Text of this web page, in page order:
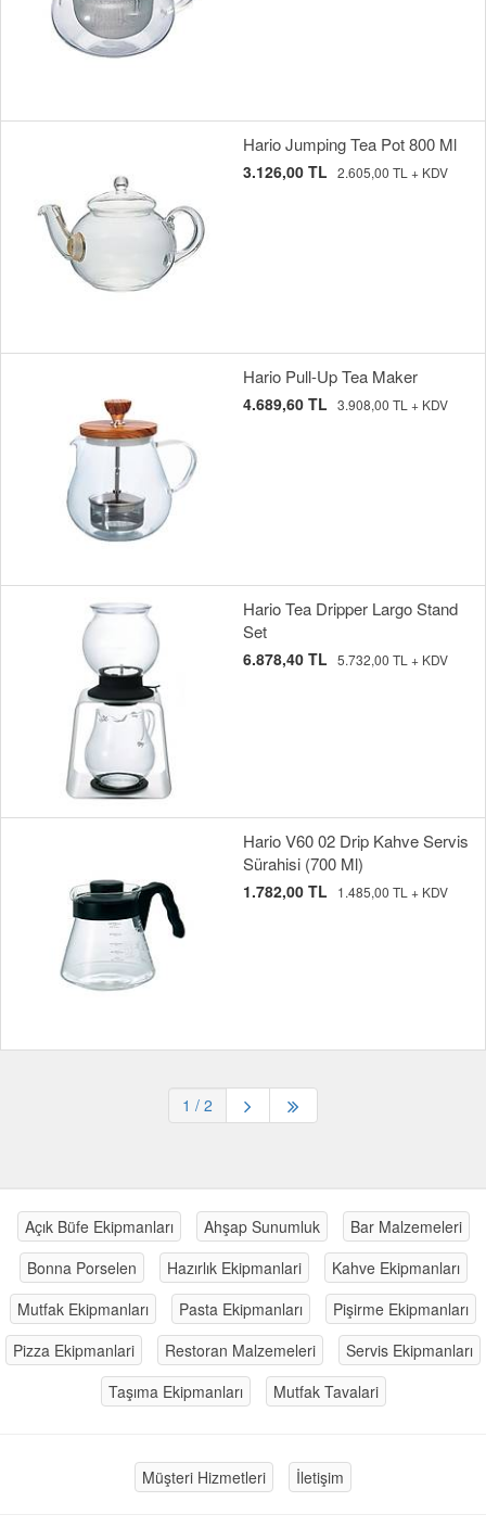
Hario Jumping Tea Pot 800 Ml
3.126,00 TL 2.605,00 TL + KDV
Hario Pull-Up Tea Maker
4.689,60 TL 3.908,00 TL + KDV
Hario Tea Dripper Largo Stand
Set
6.878,40 TL 5.732,00 TL + KDV
Hario V60 02 Drip Kahve Servis
Sürahisi (700 Ml)
1.782,00 TL 1.485,00 TL + KDV
1 / 2
Açık Büfe Ekipmanları Ahşap Sunumluk
Bar Malzemeleri
Bonna Porselen
Hazırlık Ekipmanlari
Kahve Ekipmanları
Mutfak Ekipmanları
Pasta Ekipmanları
Pişirme Ekipmanları
Pizza Ekipmanlari
Restoran Malzemeleri
Servis Ekipmanları
Taşıma Ekipmanları
Mutfak Tavalari
Müşteri Hizmetleri İletişim